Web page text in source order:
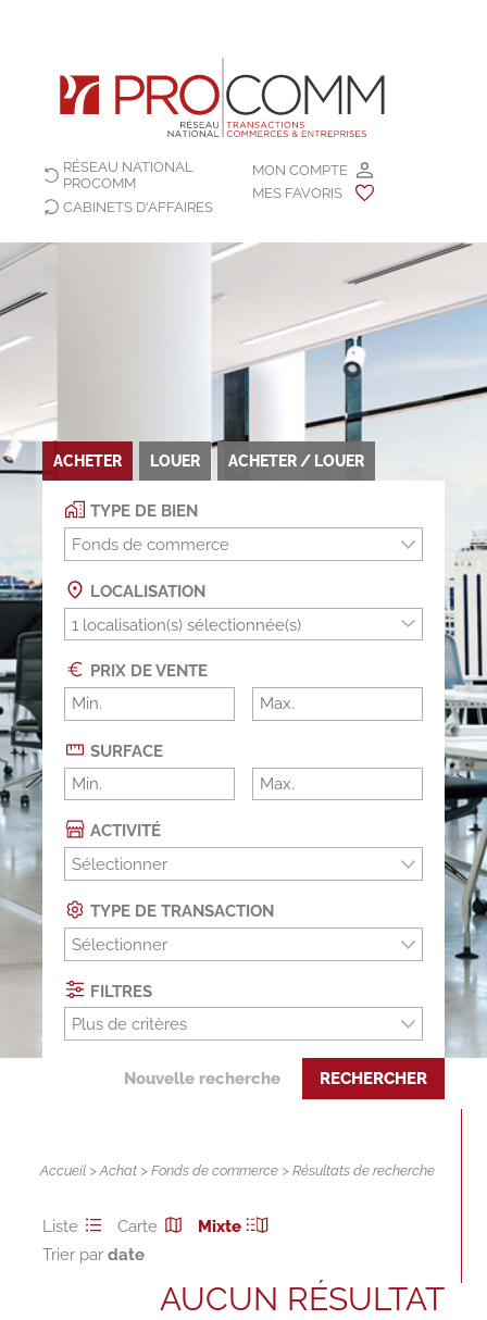
MON COMPTE
MES FAVORIS
RÉSEAU NATIONAL
PROCOMM
CABINETS D'AFFAIRES
ACHETER LOUER ACHETER / LOUER
TYPE DE BIEN
Fonds de commerce
LOCALISATION
PRIX DE VENTE
SURFACE
ACTIVITÉ
Sélectionner
TYPE DE TRANSACTION
Sélectionner
FILTRES
Plus de critères
Nouvelle recherche RECHERCHER
Accueil >Achat >Fonds de commerce > Résultats de recherche
Liste Carte
Mixte
Trier par
AUCUN RÉSULTAT